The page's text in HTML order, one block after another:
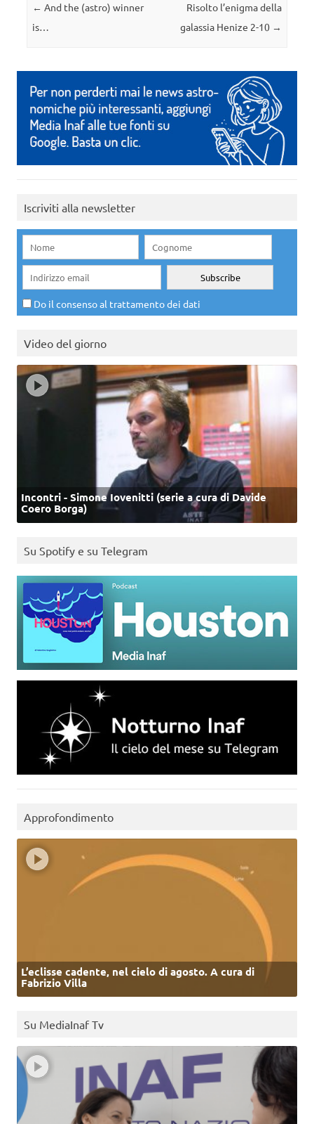
Navigazione articolo
← And the (astro) winner
is…
Risolto l’enigma della
galassia Henize 2-10 →
Iscriviti alla newsletter
Do il consenso al trattamento dei dati
Video del giorno
Incontri - Simone Iovenitti (serie a cura di Davide
Coero Borga)
Su Spotify e su Telegram
Approfondimento
L’eclisse cadente, nel cielo di agosto. A cura di
Fabrizio Villa
Su MediaInaf Tv